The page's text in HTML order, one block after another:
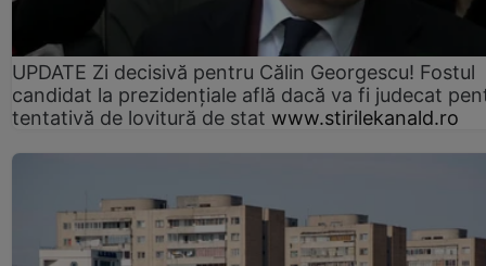
UPDATE Zi decisivă pentru Călin Georgescu! Fostul
candidat la prezidențiale află dacă va fi judecat
tentativă de lovitură de stat www.stirilekanald.ro